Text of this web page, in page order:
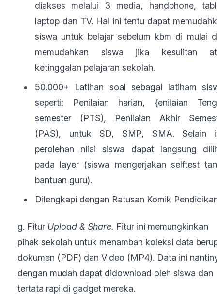
diakses melalui 3 media, handphone,
laptop dan TV. Hal ini tentu dapat
siswa untuk belajar sebelum kbm di mulai
memudahkan siswa jika kesulitan
ketinggalan pelajaran sekolah.
50.000+ Latihan soal sebagai latiham
seperti: Penilaian harian, {enilaian
semester (PTS), Penilaian Akhir
(PAS), untuk SD, SMP, SMA. Selain
perolehan nilai siswa dapat langsung
pada layer (siswa mengerjakan selftest
bantuan guru).
Dilengkapi dengan Ratusan Komik
g. Fitur Upload & Share. Fitur ini memungkinkan
pihak sekolah untuk menambah koleksi data
dokumen (PDF) dan Video (MP4). Data ini
dengan mudah dapat didownload oleh siswa dan
tertata rapi di gadget mereka.